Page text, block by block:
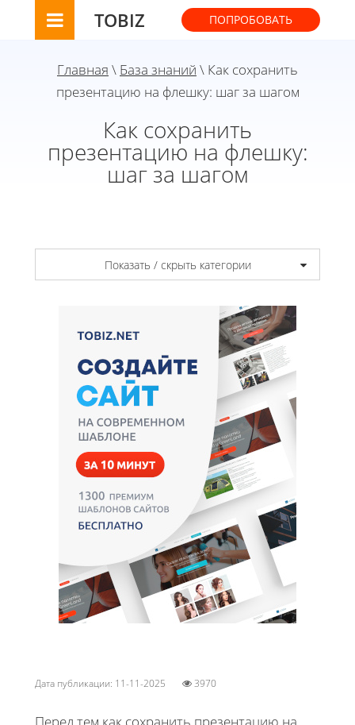
TOBIZ ПОПРОБОВАТЬ
Главная \ База знаний \ Как сохранить
презентацию на флешку: шаг за шагом
Как сохранить
презентацию на флешку:
шаг за шагом
Показать / скрыть категории
Дата публикации: 11-11-2025 3970
Перед тем как сохранить презентацию на